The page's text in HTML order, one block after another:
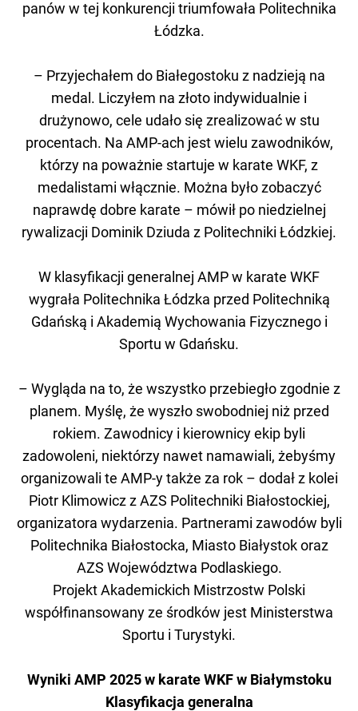
panów w tej konkurencji triumfowała Politechnika
Łódzka.
– Przyjechałem do Białegostoku z nadzieją na
medal. Liczyłem na złoto indywidualnie i
drużynowo, cele udało się zrealizować w stu
procentach. Na AMP-ach jest wielu zawodników,
którzy na poważnie startuje w karate WKF, z
medalistami włącznie. Można było zobaczyć
naprawdę dobre karate – mówił po niedzielnej
rywalizacji Dominik Dziuda z Politechniki Łódzkiej.
W klasyfikacji generalnej AMP w karate WKF
wygrała Politechnika Łódzka przed Politechniką
Gdańską i Akademią Wychowania Fizycznego i
Sportu w Gdańsku.
– Wygląda na to, że wszystko przebiegło zgodnie z
planem. Myślę, że wyszło swobodniej niż przed
rokiem. Zawodnicy i kierownicy ekip byli
zadowoleni, niektórzy nawet namawiali, żebyśmy
organizowali te AMP-y także za rok – dodał z kolei
Piotr Klimowicz z AZS Politechniki Białostockiej,
organizatora wydarzenia. Partnerami zawodów byli
Politechnika Białostocka, Miasto Białystok oraz
AZS Województwa Podlaskiego.
Projekt Akademickich Mistrzostw Polski
współfinansowany ze środków jest Ministerstwa
Sportu i Turystyki.
Wyniki AMP 2025 w karate WKF w Białymstoku
Klasyfikacja generalna